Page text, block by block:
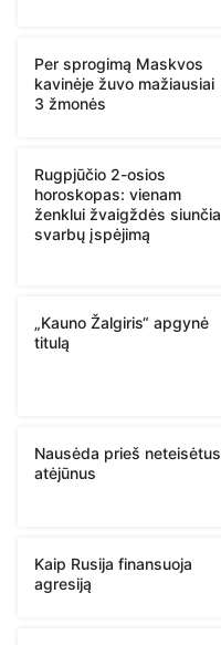
Per sprogimą Maskvos
kavinėje žuvo mažiausiai
3 žmonės
Rugpjūčio 2-osios
horoskopas: vienam
ženklui žvaigždės siunčia
svarbų įspėjimą
„Kauno Žalgiris“ apgynė
titulą
Nausėda prieš neteisėtus
atėjūnus
Kaip Rusija finansuoja
agresiją